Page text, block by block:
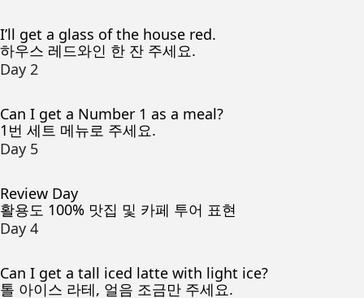
I’ll get a glass of the house red.
하우스 레드와인 한 잔 주세요.
Day 2
Can I get a Number 1 as a meal?
1번 세트 메뉴로 주세요.
Day 5
Review Day
활용도 100% 맛집 및 카페 투어 표현
Day 4
Can I get a tall iced latte with light ice?
톨 아이스 라테, 얼음 조금만 주세요.